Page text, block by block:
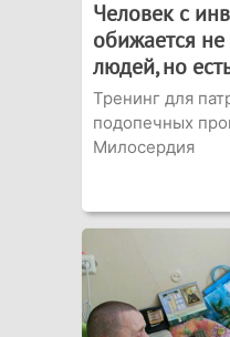
Человек с
обижается
людей, но
Тренинг для
подопечных
Милосердия